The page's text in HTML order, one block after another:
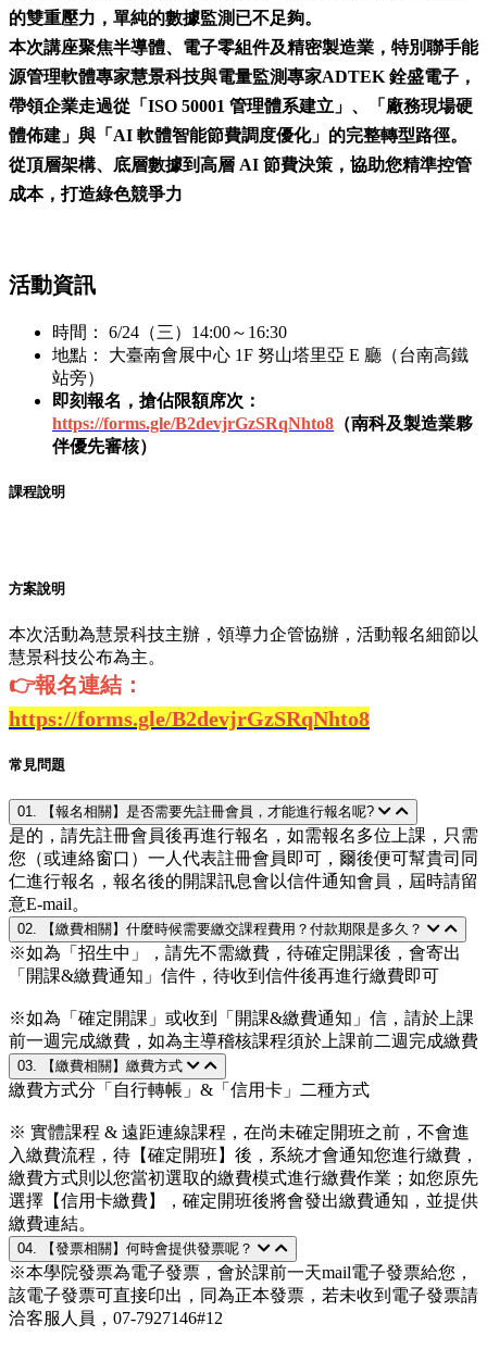
的雙重壓力，單純的數據監測已不足夠。
本次講座聚焦半導體、電子零組件及精密製造業，特別聯手能
源管理軟體專家慧景科技與電量監測專家ADTEK 銓盛電子，
帶領企業走過從「ISO 50001 管理體系建立」、「廠務現場硬
體佈建」與「AI 軟體智能節費調度優化」的完整轉型路徑。
從頂層架構、底層數據到高層 AI 節費決策，協助您精準控管
成本，打造綠色競爭力
活動資訊
時間： 6/24（三）14:00～16:30
地點： 大臺南會展中心 1F 努山塔里亞 E 廳（台南高鐵
站旁）
即刻報名，搶佔限額席次：
https://forms.gle/B2devjrGzSRqNhto8 （南科及製造業夥
伴優先審核）
課程說明
方案說明
本次活動為慧景科技主辦，領導力企管協辦，活動報名細節以
慧景科技公布為主。
👉報名連結：
https://forms.gle/B2devjrGzSRqNhto8
常見問題
01. 【報名相關】是否需要先註冊會員，才能進行報名呢?
是的，請先註冊會員後再進行報名，如需報名多位上課，只需
您（或連絡窗口）一人代表註冊會員即可，爾後便可幫貴司同
仁進行報名，報名後的開課訊息會以信件通知會員，屆時請留
意E-mail。
02. 【繳費相關】什麼時候需要繳交課程費用？付款期限是多久？
※如為「招生中」，請先不需繳費，待確定開課後，會寄出
「開課&繳費通知」信件，待收到信件後再進行繳費即可
※如為「確定開課」或收到「開課&繳費通知」信，請於上課
前一週完成繳費，如為主導稽核課程須於上課前二週完成繳費
03. 【繳費相關】繳費方式
繳費方式分「自行轉帳」&「信用卡」二種方式
※ 實體課程 & 遠距連線課程，在尚未確定開班之前，不會進
入繳費流程，待【確定開班】後，系統才會通知您進行繳費，
繳費方式則以您當初選取的繳費模式進行繳費作業；如您原先
選擇【信用卡繳費】，確定開班後將會發出繳費通知，並提供
繳費連結。
04. 【發票相關】何時會提供發票呢？
※本學院發票為電子發票，會於課前一天mail電子發票給您，
該電子發票可直接印出，同為正本發票，若未收到電子發票請
洽客服人員，07-7927146#12